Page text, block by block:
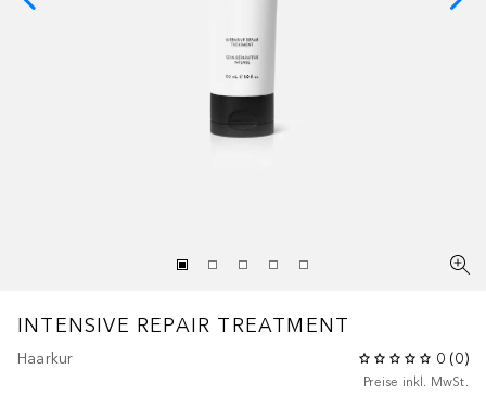
INTENSIVE REPAIR TREATMENT
Haarkur 0 (0)
Preise inkl. MwSt.